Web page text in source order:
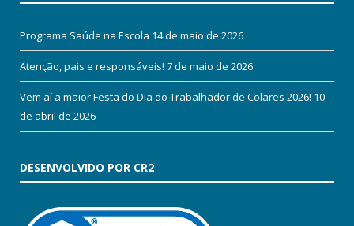
Programa Saúde na Escola 14 de maio de 2026
Atenção, pais e responsáveis! 7 de maio de 2026
Vem aí a maior Festa do Dia do Trabalhador de Colares 2026! 10
de abril de 2026
DESENVOLVIDO POR CR2